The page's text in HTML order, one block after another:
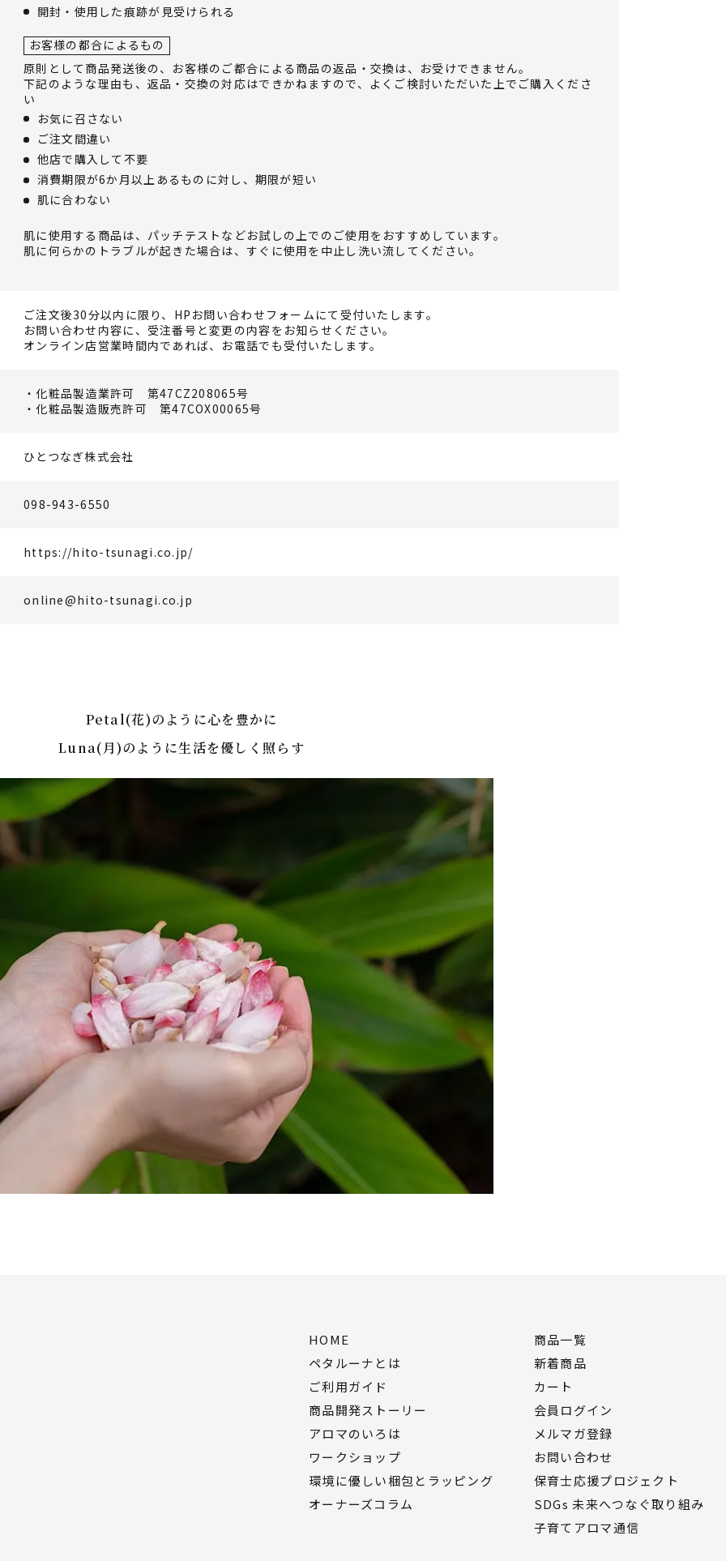
開封・使用した痕跡が見受けられる
お客様の都合によるもの
原則として商品発送後の、お客様のご都合による商品の返品・交換は、お受けできません。
下記のような理由も、返品・交換の対応はできかねますので、よくご検討いただいた上でご購入くださ
い
お気に召さない
ご注文間違い
他店で購入して不要
消費期限が6か月以上あるものに対し、期限が短い
肌に合わない
肌に使用する商品は、パッチテストなどお試しの上でのご使用をおすすめしています。
肌に何らかのトラブルが起きた場合は、すぐに使用を中止し洗い流してください。
ご注文後30分以内に限り、HPお問い合わせフォームにて受付いたします。
お問い合わせ内容に、受注番号と変更の内容をお知らせください。
オンライン店営業時間内であれば、お電話でも受付いたします。
・化粧品製造業許可 第47CZ208065号
・化粧品製造販売許可 第47COX00065号
ひとつなぎ株式会社
098-943-6550
https://hito-tsunagi.co.jp/
online@hito-tsunagi.co.jp
Petal(花)のように心を豊かに
Luna(月)のように生活を優しく照らす
HOME
ペタルーナとは
ご利用ガイド
商品開発ストーリー
アロマのいろは
ワークショップ
環境に優しい梱包とラッピング
オーナーズコラム
商品一覧
新着商品
カート
会員ログイン
メルマガ登録
お問い合わせ
保育士応援プロジェクト
SDGs 未来へつなぐ取り組み
子育てアロマ通信